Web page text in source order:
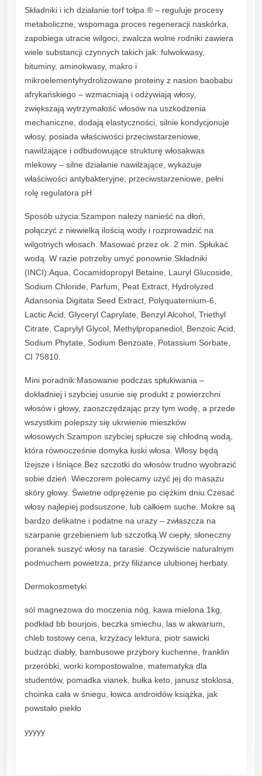
Składniki i ich działanie:torf tołpa.® – reguluje procesy
metaboliczne, wspomaga proces regeneracji naskórka,
zapobiega utracie wilgoci, zwalcza wolne rodniki zawiera
wiele substancji czynnych takich jak: fulwokwasy,
bituminy, aminokwasy, makro i
mikroelementyhydrolizowane proteiny z nasion baobabu
afrykańskiego – wzmacniają i odżywiają włosy,
zwiększają wytrzymałość włosów na uszkodzenia
mechaniczne, dodają elastyczności, silnie kondycjonuje
włosy, posiada właściwości przeciwstarzeniowe,
nawilżające i odbudowujące strukturę włosakwas
mlekowy – silne działanie nawilżające, wykazuje
właściwości antybakteryjne, przeciwstarzeniowe, pełni
rolę regulatora pH
Sposób użycia:Szampon należy nanieść na dłoń,
połączyć z niewielką ilością wody i rozprowadzić na
wilgotnych włosach. Masować przez ok. 2 min. Spłukać
wodą. W razie potrzeby umyć ponownie.Składniki
(INCI):Aqua, Cocamidopropyl Betaine, Lauryl Glucoside,
Sodium Chloride, Parfum, Peat Extract, Hydrolyzed
Adansonia Digitata Seed Extract, Polyquaternium-6,
Lactic Acid, Glyceryl Caprylate, Benzyl Alcohol, Triethyl
Citrate, Caprylyl Glycol, Methylpropanediol, Benzoic Acid,
Sodium Phytate, Sodium Benzoate, Potassium Sorbate,
CI 75810.
Mini poradnik:Masowanie podczas spłukiwania –
dokładniej i szybciej usunie się produkt z powierzchni
włosów i głowy, zaoszczędzając przy tym wodę, a przede
wszystkim polepszy się ukrwienie mieszków
włosowych.Szampon szybciej spłucze się chłodną wodą,
która równocześnie domyka łuski włosa. Włosy będą
lżejsze i lśniące.Bez szczotki do włosów trudno wyobrazić
sobie dzień. Wieczorem polecamy użyć jej do masażu
skóry głowy. Świetne odprężenie po ciężkim dniu.Czesać
włosy najlepiej podsuszone, lub całkiem suche. Mokre są
bardzo delikatne i podatne na urazy – zwłaszcza na
szarpanie grzebieniem lub szczotką.W ciepły, słoneczny
poranek suszyć włosy na tarasie. Oczywiście naturalnym
podmuchem powietrza, przy filiżance ulubionej herbaty.
Dermokosmetyki
sól magnezowa do moczenia nóg, kawa mielona 1kg,
podkład bb bourjois, beczka smiechu, las w akwarium,
chleb tostowy cena, krzyżacy lektura, piotr sawicki
budząc diabły, bambusowe przybory kuchenne, franklin
przeróbki, worki kompostowalne, matematyka dla
studentów, pomadka vianek, bułka keto, janusz stoklosa,
choinka cała w śniegu, łowca androidów książka, jak
powstało piekło
yyyyy